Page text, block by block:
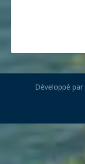
Développé par